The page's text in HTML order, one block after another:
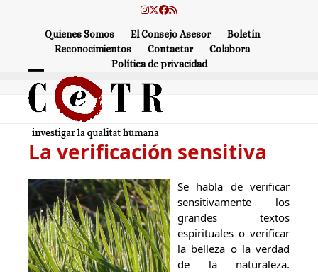
Instagram
Twitter
Facebook
RSS
Quienes Somos El Consejo Asesor
Boletín
Reconocimientos
Contactar
Colabora
Política de privacidad
Open
mobile
menu
Close
mobile
menu
La verificación sensitiva
Se habla de verificar
sensitivamente los
grandes textos
espirituales o verificar
la belleza o la verdad
de la naturaleza.